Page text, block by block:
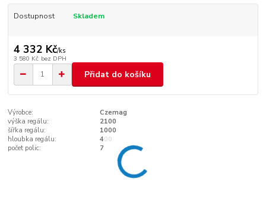
Dostupnost Skladem
4 332 Kč/ks
3 580 Kč bez DPH
Přidat do košíku
Výrobce:
Czemag
výška regálu:
2100
šířka regálu:
1000
hloubka regálu:
400
počet polic:
7